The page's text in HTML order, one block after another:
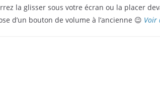
la glisser sous votre écran ou la placer
d’un bouton de volume à l’ancienne 😉 Voir